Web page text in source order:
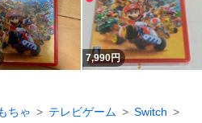
7,990円
ちゃ テレビゲーム
Switch